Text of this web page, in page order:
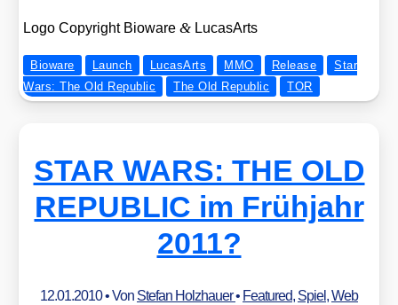
Logo Copy­right Bio­wa­re& Luca­sA­rts
Bioware Launch LucasArts MMO Release
Star
Wars: The Old Republic
The Old Republic TOR
STAR WARS: THE OLD
REPUBLIC im Frühjahr
2011?
12.01.2010• Von Stefan Holzhauer• Featured, Spiel,Web